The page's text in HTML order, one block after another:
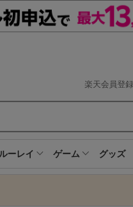
楽天会員登
ーレイ ゲーム グッズ